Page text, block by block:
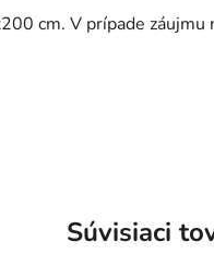
cm. V prípade záujmu
Súvisiaci